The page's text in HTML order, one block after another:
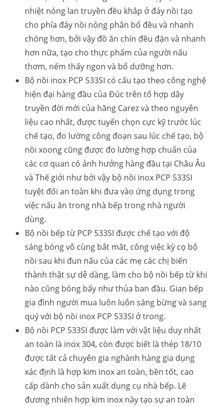
nhiệt nóng lan truyền đều khắp ở đáy nồi tạo
cho phía đáy nồi nóng phân bổ đều và nhanh
chóng hơn, bởi vậy đồ ăn chín đều đặn và nhanh
hơn nữa, tạo cho thực phẩm của người nấu
thơm, nếm thấy ngon và bổ dưỡng hơn.
Bộ nồi inox PCP 533SI có cấu tạo theo công nghệ
hiện đại hàng đầu của Đúc trên tổ hợp dây
truyền đời mới của hãng Carez và theo nguyên
liệu cao nhất, được tuyển chọn cực kỹ trước lúc
chế tạo, đo lường công đoạn sau lúc chế tạo, bộ
nồi xoong cũng được đo lường hợp chuẩn của
các cơ quan có ảnh hưởng hàng đầu tại Châu Âu
và Thế giới như bởi vậy bộ nồi inox PCP 533SI
tuyệt đối an toàn khi đưa vào ứng dụng trong
việc nấu ăn trong nhà bếp trong nhà người
dùng.
Bộ nồi bếp từ PCP 533SI được chế tạo với độ
sáng bóng vô cùng bắt mắt, công việc kỳ cọ bộ
nồi sau khi đun nấu của các mẹ các chị biến
thành thật sự dễ dàng, làm cho bộ nồi bếp từ khi
nào cũng bóng bẩy như thủa ban đầu. Gian bếp
gia đình người mua luôn luôn sáng bừng và sang
quý với bộ nồi inox PCP 533SI ở trong.
Bộ nồi PCP 533SI được làm với vật liệu duy nhất
an toàn là inox 304, còn được biết là thép 18/10
được tất cả chuyên gia nghành hàng gia dụng
xác định là hợp kim inox an toàn, bền tốt, cao
cấp dành cho sản xuất dụng cụ nhà bếp. Lẽ
đương nhiên hợp kim inox này tạo sự an toàn